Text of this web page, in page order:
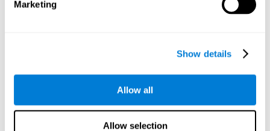
Marketing
Show details
Allow all
Allow selection
entier et n'ont donc pas réalisé l'évaluation finale. Sur les 89
qui a effectué l'intervention générique sur les jeux vidéo.
Il fut observé que le groupe ayant réalisél'entraînement de
Cognifit a amélioré significativement 8 capacités
coordination oeil-main[P<0.0001],mémoire générale
denomination[P<0.0001],flexibilité cognitive